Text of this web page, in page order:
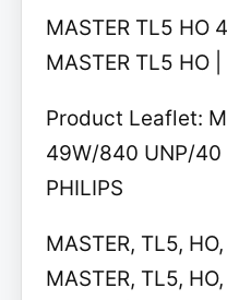
MASTER TL5 HO
MASTER TL5 HO |
Product Leaflet:
49W/840 UNP/40
PHILIPS
MASTER, TL5,
MASTER, TL5,